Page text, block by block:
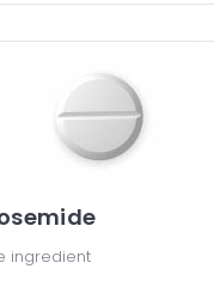
ingredient